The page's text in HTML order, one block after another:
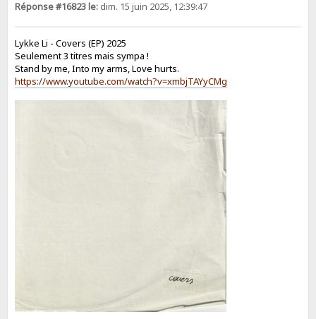
Réponse #16823 le: dim. 15 juin 2025, 12:39:47
Lykke Li - Covers (EP) 2025
Seulement 3 titres mais sympa !
Stand by me, Into my arms, Love hurts.
https://www.youtube.com/watch?v=xmbjTAYyCMg